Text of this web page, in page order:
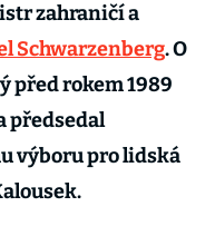
zahraničí a
Schwarzenberg. O
před rokem 1989
předsedal
výboru pro lidská